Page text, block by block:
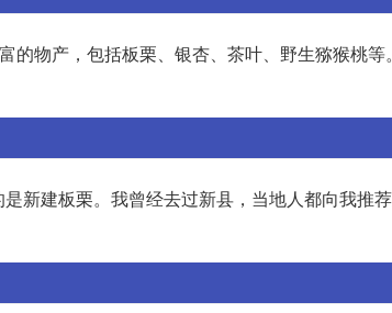
的物产，包括板栗、银杏、茶叶、野生猕猴桃
新建板栗。我曾经去过新县，当地人都向我推